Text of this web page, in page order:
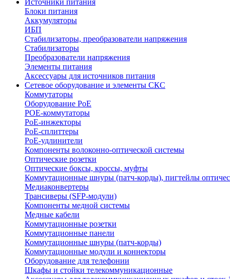
Источники питания
Блоки питания
Аккумуляторы
ИБП
Стабилизаторы, преобразователи напряжения
Стабилизаторы
Преобразователи напряжения
Элементы питания
Аксессуары для источников питания
Сетевое оборудование и элементы СКС
Коммутаторы
Оборудование PoE
POE-коммутаторы
PoE-инжекторы
PoE-сплиттеры
PoE-удлинители
Компоненты волоконно-оптической системы
Оптические розетки
Оптические боксы, кроссы, муфты
Коммутационные шнуры (патч-корды), пигтейлы
Медиаконвертеры
Трансиверы (SFP-модули)
Компоненты медной системы
Медные кабели
Коммутационные розетки
Коммутационные панели
Коммутационные шнуры (патч-корды)
Коммутационные модули и коннекторы
Оборудование для телефонии
Шкафы и стойки телекоммуникационные